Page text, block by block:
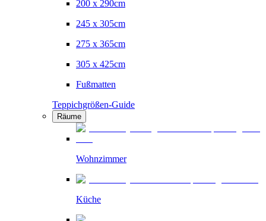
200 x 290cm
245 x 305cm
275 x 365cm
305 x 425cm
Fußmatten
Teppichgrößen-Guide
Räume
Wohnzimmer
Küche